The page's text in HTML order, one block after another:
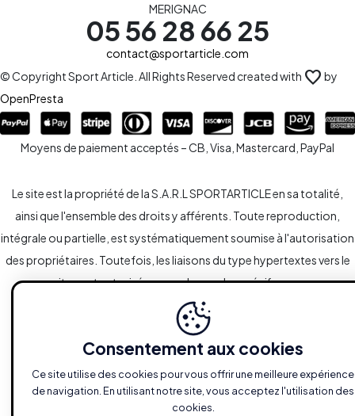
MERIGNAC
05 56 28 66 25
contact@sportarticle.com
© Copyright Sport Article. All Rights Reserved created with favorite by
OpenPresta
Moyens de paiement acceptés – CB, Visa, Mastercard, PayPal
Le site est la propriété de la S.A.R.L SPORTARTICLE en sa totalité,
ainsi que l'ensemble des droits y afférents. Toute reproduction,
intégrale ou partielle, est systématiquement soumise à l'autorisation
des propriétaires. Toutefois, les liaisons du type hypertextes vers le
site sont autorisées sans demandes spécifiques.
Consentement aux cookies
Ce site utilise des cookies pour vous offrir une meilleure expérience
de navigation. En utilisant notre site, vous acceptez l'utilisation des
cookies.